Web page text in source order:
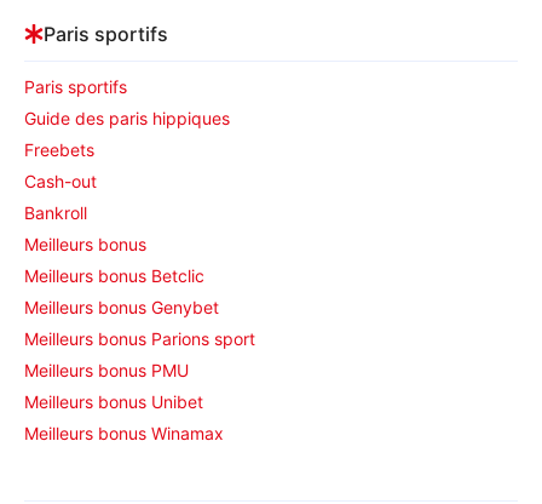
Paris sportifs
Paris sportifs
Guide des paris hippiques
Freebets
Cash-out
Bankroll
Meilleurs bonus
Meilleurs bonus Betclic
Meilleurs bonus Genybet
Meilleurs bonus Parions sport
Meilleurs bonus PMU
Meilleurs bonus Unibet
Meilleurs bonus Winamax